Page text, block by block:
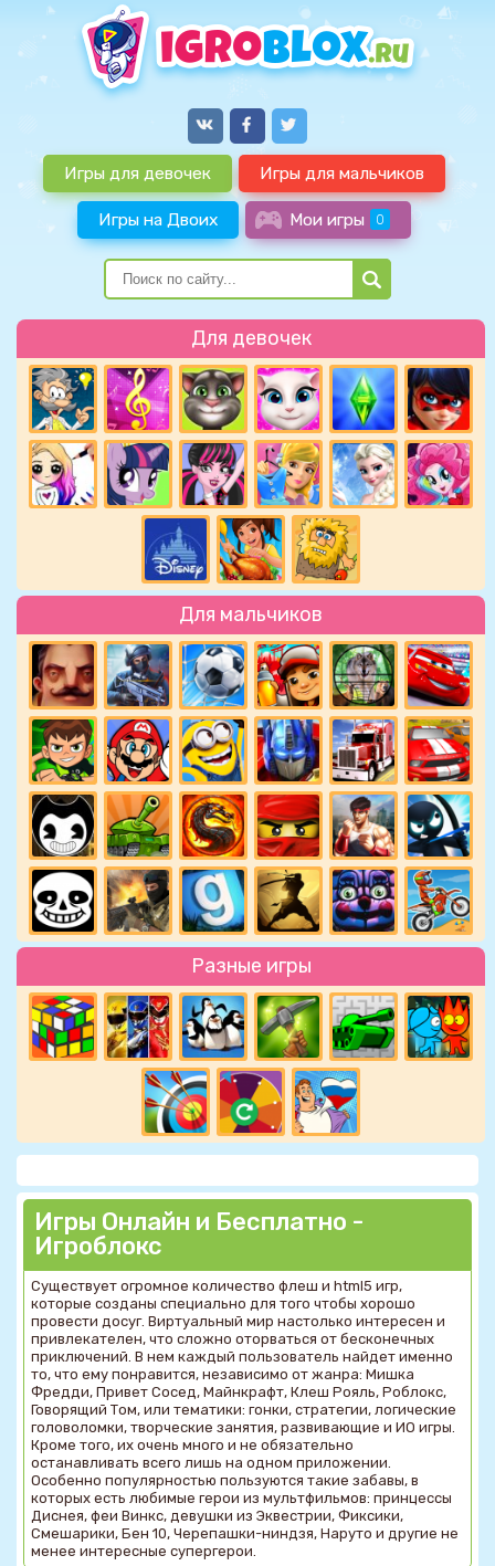
Игры для девочек Игры для мальчиков
Игры на Двоих Мои игры 0
Для девочек
Для мальчиков
Разные игры
Игры Онлайн и Бесплатно -
Игроблокс
Существует огромное количество флеш и html5 игр,
которые созданы специально для того чтобы хорошо
провести досуг. Виртуальный мир настолько интересен и
привлекателен, что сложно оторваться от бесконечных
приключений. В нем каждый пользователь найдет именно
то, что ему понравится, независимо от жанра: Мишка
Фредди, Привет Сосед, Майнкрафт, Клеш Рояль, Роблокс,
Говорящий Том, или тематики: гонки, стратегии, логические
головоломки, творческие занятия, развивающие и ИО игры.
Кроме того, их очень много и не обязательно
останавливать всего лишь на одном приложении.
Особенно популярностью пользуются такие забавы, в
которых есть любимые герои из мультфильмов: принцессы
Диснея, феи Винкс, девушки из Эквестрии, Фиксики,
Смешарики, Бен 10, Черепашки-ниндзя, Наруто и другие не
менее интересные супергерои.